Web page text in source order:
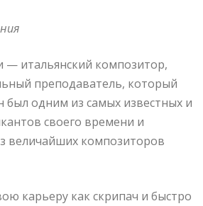
— итальянский композитор,
преподаватель, который
был одним из самых известных и
своего времени и
величайших композиторов
карьеру как скрипач и быстро